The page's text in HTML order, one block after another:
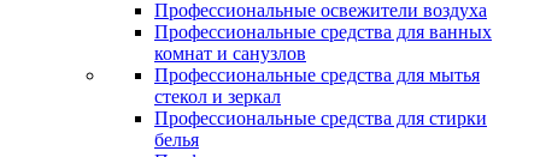
Профессиональные освежители воздуха
Профессиональные средства для ванных
комнат и санузлов
Профессиональные средства для мытья
стекол и зеркал
Профессиональные средства для стирки
белья